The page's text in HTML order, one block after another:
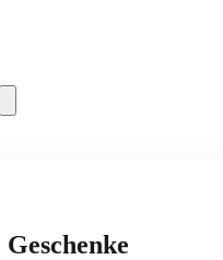
Geschenke